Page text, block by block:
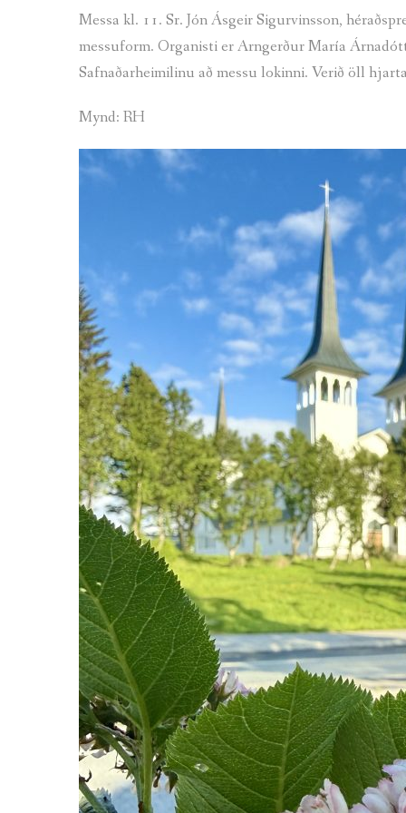
Messa kl. 11. Sr. Jón Ásgeir Sigurvinsson,
messuform. Organisti er Arngerður María
Safnaðarheimilinu að messu lokinni. Verið öll
Mynd: RH